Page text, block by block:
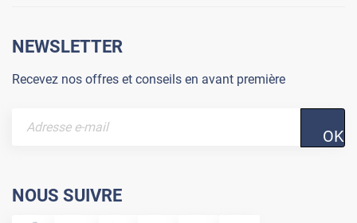
NEWSLETTER
Recevez nos offres et conseils en avant première
OK
NOUS SUIVRE